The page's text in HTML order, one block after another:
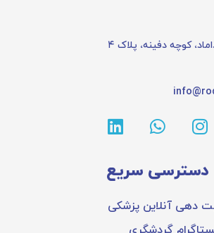
کوچه دفینه، پلاک ۴
دسترسی سریع
دهی آنلاین پزشکی
گردشگری